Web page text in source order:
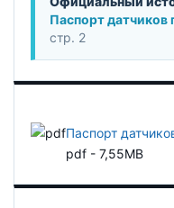
Паспорт датчиков
стр. 2
Паспорт
pdf - 7,55MB